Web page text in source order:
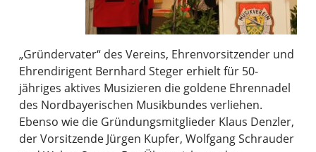
„Gründervater“ des Vereins, Ehrenvorsitzender und
Ehrendirigent Bernhard Steger erhielt für 50-
jähriges aktives Musizieren die goldene Ehrennadel
des Nordbayerischen Musikbundes verliehen.
Ebenso wie die Gründungsmitglieder Klaus Denzler,
der Vorsitzende Jürgen Kupfer, Wolfgang Schrauder